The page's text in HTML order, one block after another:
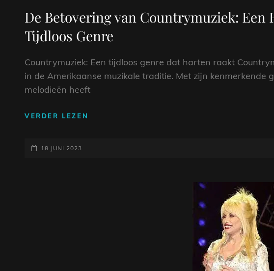
De Betovering van Countrymuziek: Een
Tijdloos Genre
Countrymuziek: Een tijdloos genre dat harten raakt
in de Amerikaanse muzikale traditie. Met zijn kenmerkende
melodieën heeft
VERDER LEZEN
GEPLAATST
18 JUNI 2023